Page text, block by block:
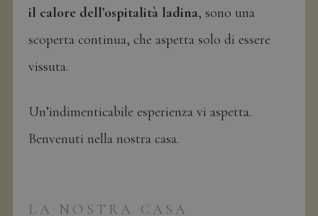
il calore dell’ospitalità ladina, sono una
scoperta continua, che aspetta solo di essere
vissuta.
Un’indimenticabile esperienza vi aspetta.
Benvenuti nella nostra casa.
LA NOSTRA CASA